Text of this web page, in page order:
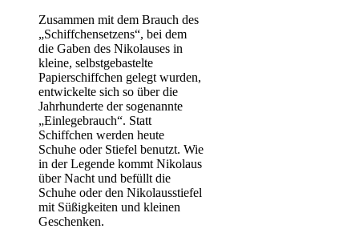
Zusammen mit dem Brauch des
„Schiffchensetzens“, bei dem
die Gaben des Nikolauses in
kleine, selbstgebastelte
Papierschiffchen gelegt wurden,
entwickelte sich so über die
Jahrhunderte der sogenannte
„Einlegebrauch“. Statt
Schiffchen werden heute
Schuhe oder Stiefel benutzt. Wie
in der Legende kommt Nikolaus
über Nacht und befüllt die
Schuhe oder den Nikolausstiefel
mit Süßigkeiten und kleinen
Geschenken.